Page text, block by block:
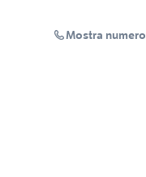
Mostra numero